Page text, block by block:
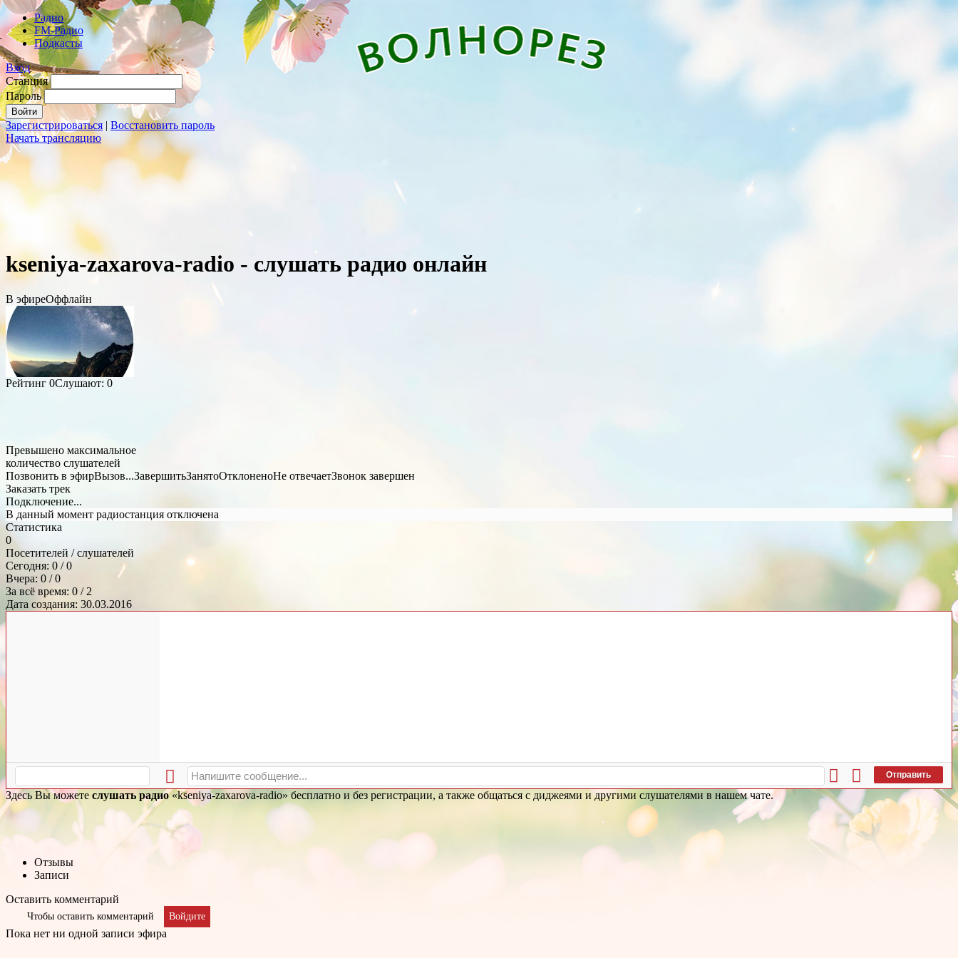
Радио
FM-Радио
Подкасты
Вход
Станция
Пароль
Зарегистрироваться | Восстановить пароль
Начать трансляцию
kseniya-zaxarova-radio - слушать радио онлайн
В эфиреОффлайн
Рейтинг 0Слушают: 0
Превышено максимальное
количество слушателей
Позвонить в эфирВызов...ЗавершитьЗанятоОтклоненоНе отвечаетЗвонок завершен
Заказать трек
Подключение...
В данный момент радиостанция отключена
Статистика
0
Посетителей / слушателей
Сегодня: 0 / 0
Вчера: 0 / 0
За всё время: 0 / 2
Дата создания: 30.03.2016
Отправить
Здесь Вы можете слушать радио«kseniya-zaxarova-radio» бесплатно и без регистрации, а также общаться с диджеями и другими слушателями в нашем чате.
Отзывы
Записи
Оставить комментарий
Чтобы оставить комментарий Войдите
Пока нет ни одной записи эфира